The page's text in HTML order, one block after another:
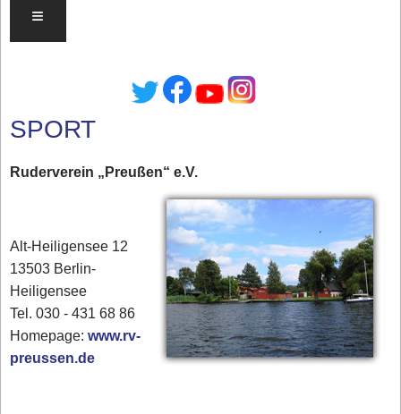
≡
SPORT
Ruderverein „Preußen“ e.V.
Alt-Heiligensee 12
13503 Berlin-
Heiligensee
Tel. 030 - 431 68 86
Homepage:www.rv-
preussen.de